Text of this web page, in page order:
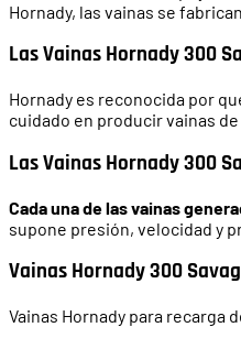
Hornady, las vainas se
Las Vainas Hornady 300
Hornady es reconocida por
cuidado en producir vainas
Las Vainas Hornady 300
Cada una de las vainas
supone presión, velocidad y
Vainas Hornady 300
Vainas Hornady para recarga